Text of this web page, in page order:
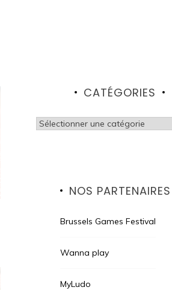
CATÉGORIES
Catégories
NOS PARTENAIRES
Brussels Games Festival
Wanna play
MyLudo